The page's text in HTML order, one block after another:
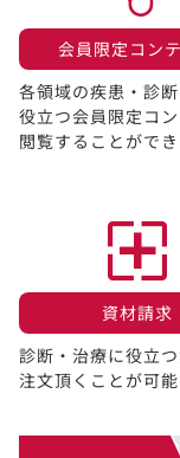
会員限定コン
各領域の疾患・診
役立つ会員限定コ
閲覧することができ
資材請求​
診断・治療に役立
注文頂くことが可能